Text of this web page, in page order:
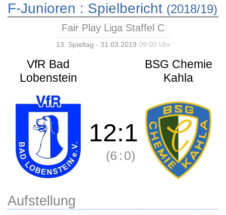
F-Junioren : Spielbericht (2018/19)
Fair Play Liga Staffel C
13. Spieltag - 31.03.2019 09:00 Uhr
VfR Bad
Lobenstein
BSG Chemie
Kahla
12:1
(6 : 0)
Aufstellung